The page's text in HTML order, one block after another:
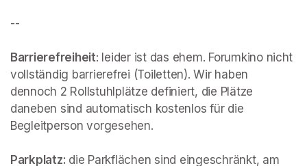
--
Barrierefreiheit: leider ist das ehem. Forumkino nicht
vollständig barrierefrei (Toiletten). Wir haben
dennoch 2 Rollstuhlplätze definiert, die Plätze
daneben sind automatisch kostenlos für die
Begleitperson vorgesehen.
Parkplatz: die Parkflächen sind eingeschränkt, am